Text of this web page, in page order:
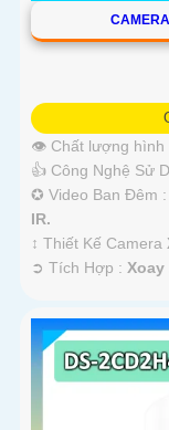
👁 Chất lượng hình
👍 Công Nghệ Sử
✪ Video Ban Đêm :
IR.
↕️ Thiết Kế Camera
️➲ Tích Hợp : Xoay